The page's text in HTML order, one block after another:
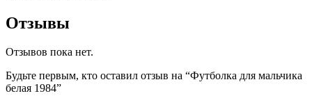
Отзывы
Отзывов пока нет.
Будьте первым, кто оставил отзыв на “Футболка для мальчика
белая 1984”